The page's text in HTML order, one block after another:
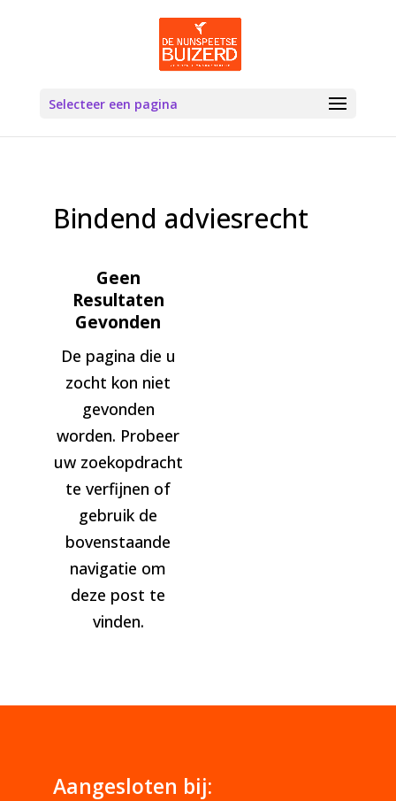
Selecteer een pagina
Bindend adviesrecht
Geen
Resultaten
Gevonden
De pagina die u
zocht kon niet
gevonden
worden. Probeer
uw zoekopdracht
te verfijnen of
gebruik de
bovenstaande
navigatie om
deze post te
vinden.
Aangesloten bij: